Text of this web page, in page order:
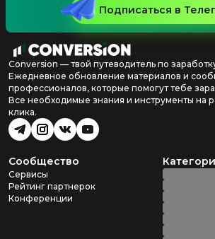
Подписаться в
Conversion — твой путеводитель по
Ежедневное обновление материалов и
профессионалов, которые помогут тебе
Все необходимые знания и инструменты на
клика.
Сообщество
Сервисы
Рейтинг партнерок
Конференции